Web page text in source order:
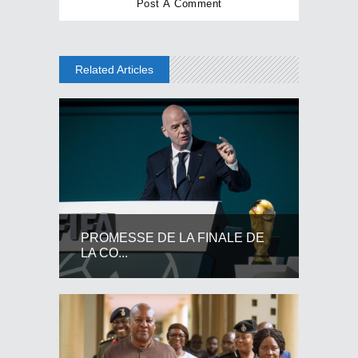
Related Articles
PROMESSE DE LA FINALE DE
LA CO...